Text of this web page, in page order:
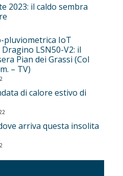
2023: il caldo sembra
pluviometrica IoT
LSN50-V2: il
Pian dei Grassi (Col
– TV)
di calore estivo di
arriva questa insolita